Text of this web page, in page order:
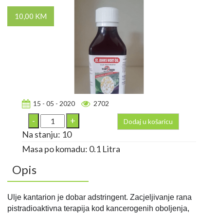
10,00 KM
15 - 05 - 2020 2702
Dodaj u košaricu
Na stanju: 10
Masa po komadu: 0.1 Litra
Opis
Ulje kantarion je dobar adstringent. Zacjeljivanje rana
pistradioaktivna terapija kod kancerogenih oboljenja,